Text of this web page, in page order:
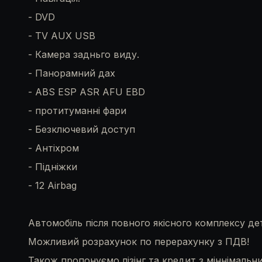
- DVD
- TV AUX USB
- Камера задньго виду.
- Панорамний дах
- ABS ESP ASR AFU EBD
- протитуманні фари
- Безключевий доступ
- Антіхром
- Підніжки
- 12 Airbag
Автомобіль після повного якісного комплексу
Можливий розрахунок по перерахунку з ПДВ!